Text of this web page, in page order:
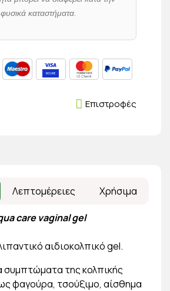
καταστήματα.
Επιστροφές
Λεπτομέρειες Χρήσιμα
care vaginal gel
αιδιοκολπικό gel.
συμπτώματα της κολπικής
φαγούρα, τσούξιμο, αίσθημα